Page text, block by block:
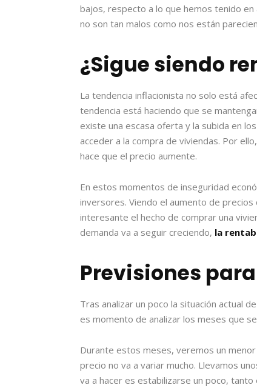
bajos, respecto a lo que hemos tenido
no son tan malos como nos están
¿Sigue siendo
La tendencia inflacionista no solo está
tendencia está haciendo que se
existe una escasa oferta y la subida en
acceder a la compra de viviendas. Por ello,
hace que el precio aumente.
En estos momentos de inseguridad
inversores. Viendo el aumento de
interesante el hecho de comprar una
demanda va a seguir creciendo, la
Previsiones
Tras analizar un poco la situación actual
es momento de analizar los meses que
Durante estos meses, veremos un
precio no va a variar mucho. Llevamos
va a hacer es estabilizarse un poco,